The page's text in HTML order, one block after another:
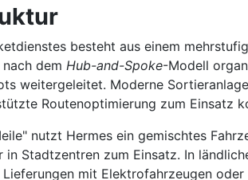
besteht aus einem
nach dem Hub-and-Spoke-Modell
weitergeleitet. Moderne
Routenoptimierung zum Einsatz
nutzt Hermes ein gemischtes
Stadtzentren zum Einsatz. In
mit Elektrofahrzeugen